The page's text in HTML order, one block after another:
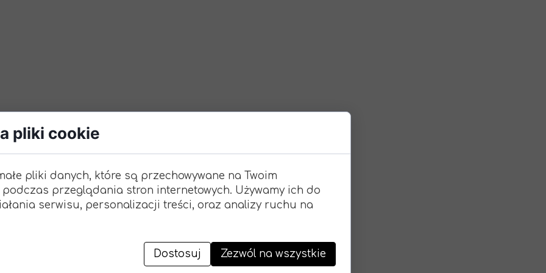
pliki cookie
pliki danych, które są przechowywane na Twoim
przeglądania stron internetowych. Używamy ich do
serwisu, personalizacji treści, oraz analizy ruchu na
Dostosuj Zezwól na wszystkie